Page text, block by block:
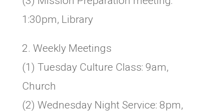
1:30pm, Library
2. Weekly Meetings
(1) Tuesday Culture Class: 9am,
Church
(2) Wednesday Night Service: 8pm,